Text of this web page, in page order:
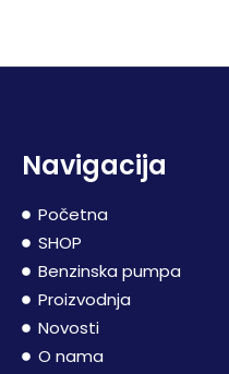
Navigacija
Početna
SHOP
Benzinska pumpa
Proizvodnja
Novosti
O nama